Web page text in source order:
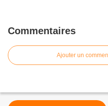
Commentaires
Ajouter un